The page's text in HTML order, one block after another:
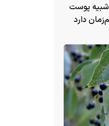
شبیه پوست
دارد